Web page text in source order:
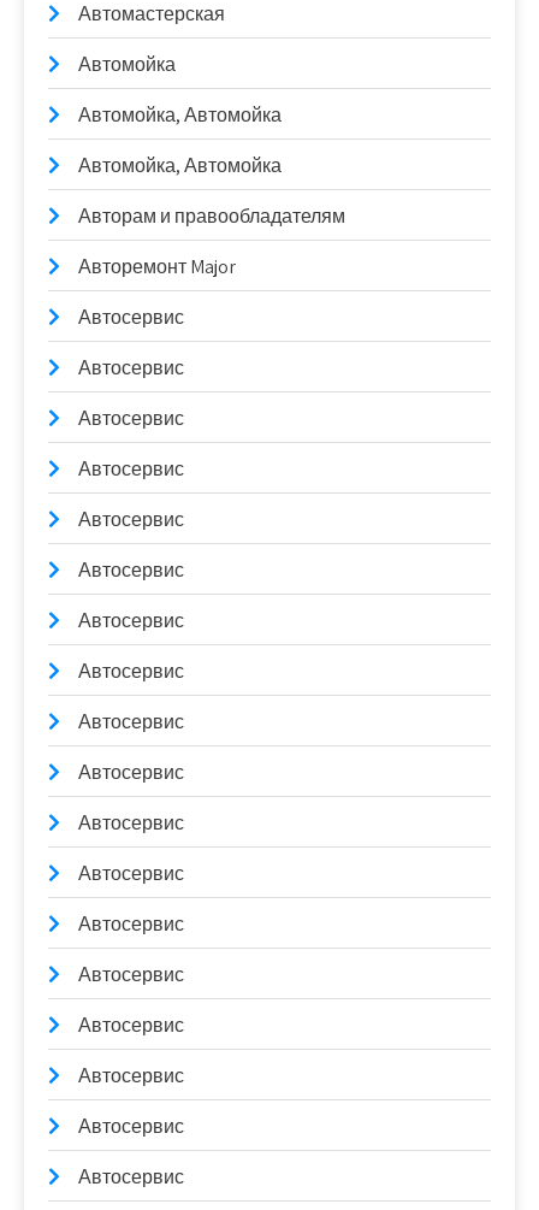
Автомастерская
Автомойка
Автомойка, Автомойка
Автомойка, Автомойка
Авторам и правообладателям
Авторемонт Major
Автосервис
Автосервис
Автосервис
Автосервис
Автосервис
Автосервис
Автосервис
Автосервис
Автосервис
Автосервис
Автосервис
Автосервис
Автосервис
Автосервис
Автосервис
Автосервис
Автосервис
Автосервис